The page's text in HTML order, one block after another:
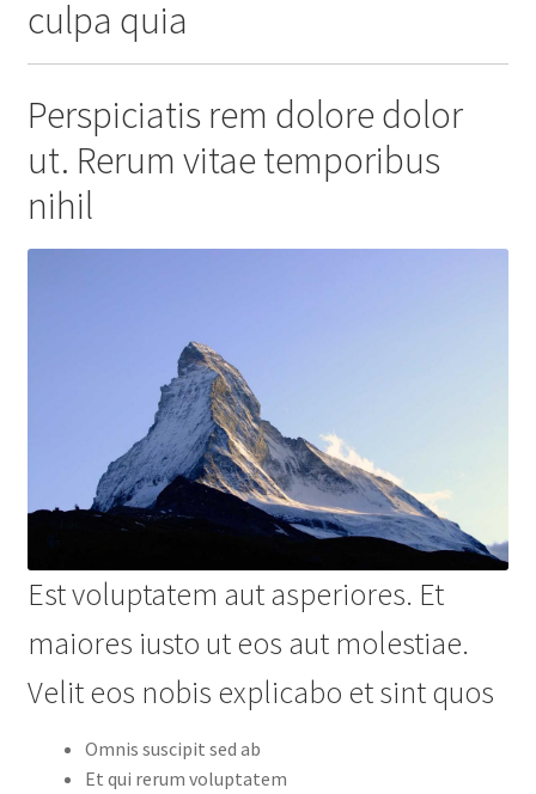
culpa quia
Perspiciatis rem dolore dolor
ut. Rerum vitae temporibus
nihil
Est voluptatem aut asperiores. Et
maiores iusto ut eos aut molestiae.
Velit eos nobis explicabo et sint quos
Omnis suscipit sed ab
Et qui rerum voluptatem